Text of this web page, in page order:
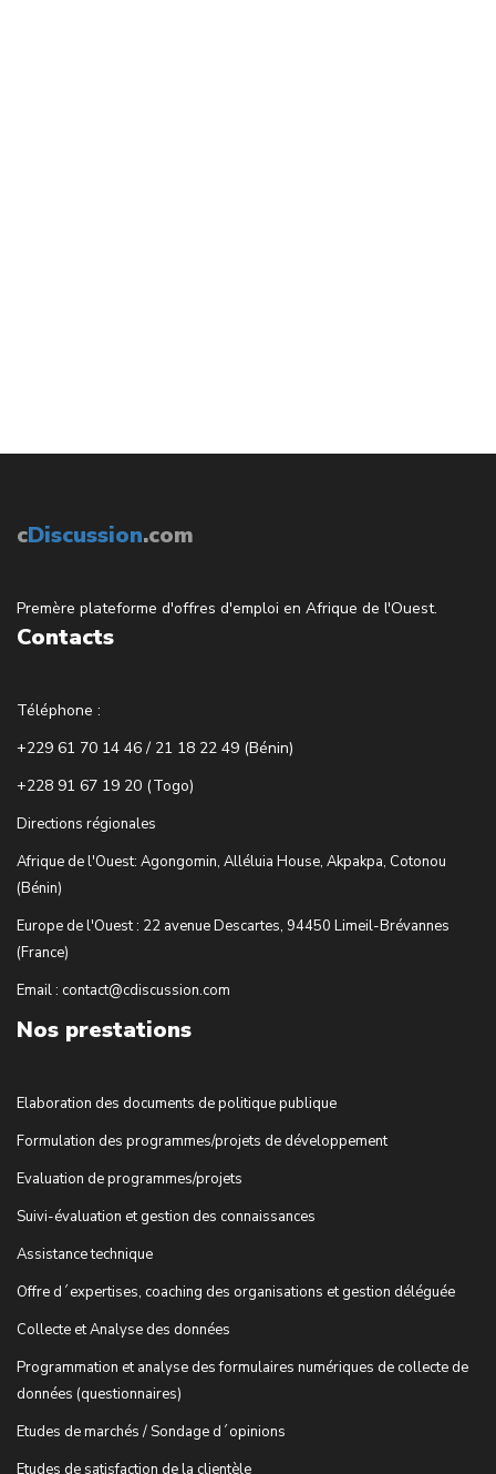
cDiscussion.com
Premère plateforme d'offres d'emploi en Afrique de l'Ouest.
Contacts
Téléphone :
+229 61 70 14 46 / 21 18 22 49 (Bénin)
+228 91 67 19 20 (Togo)
Directions régionales
Afrique de l'Ouest: Agongomin, Alléluia House, Akpakpa, Cotonou
(Bénin)
Europe de l'Ouest : 22 avenue Descartes, 94450 Limeil-Brévannes
(France)
Email : contact@cdiscussion.com
Nos prestations
Elaboration des documents de politique publique
Formulation des programmes/projets de développement
Evaluation de programmes/projets
Suivi-évaluation et gestion des connaissances
Assistance technique
Offre d´expertises, coaching des organisations et gestion déléguée
Collecte et Analyse des données
Programmation et analyse des formulaires numériques de collecte de
données (questionnaires)
Etudes de marchés / Sondage d´opinions
Etudes de satisfaction de la clientèle